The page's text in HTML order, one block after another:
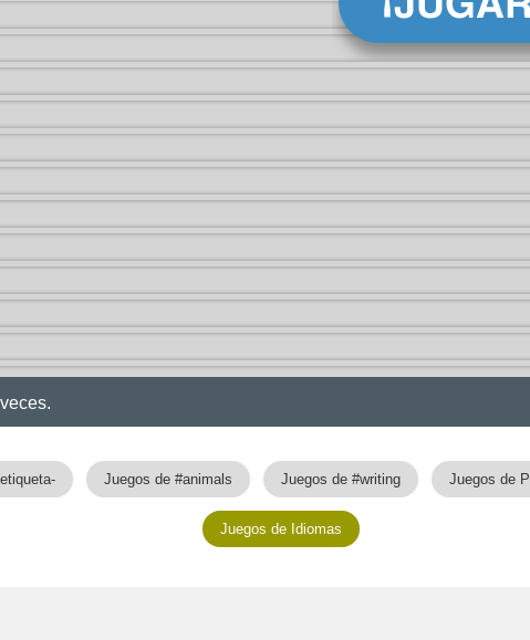
veces.
Juegos de #animals Juegos de #writing Juegos de
Juegos de Idiomas